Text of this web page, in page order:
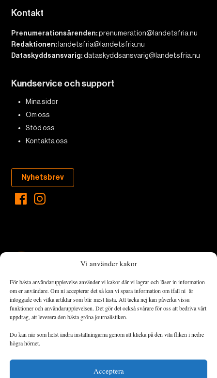
Vi använder kakor
För bästa användarupplevelse använder vi kakor där vi lagrar och läser in information
om er användare. Om ni accepterar det så kan vi spara information om ifall ni är
inloggade och vilka artiklar som blir mest lästa. Att tacka nej kan påverka vissa
funktioner och användarupplevelsen. Det gör det också svårare för oss att bedriva vårt
uppdrag, att leverera den bästa gröna journalistiken.
Du kan när som helst ändra inställningarna genom att klicka på den vita fliken i nedre
högra hörnet.
Acceptera
Kontakt
Prenumerationsärenden:prenumeration@landetsfria.nu
Redaktionen: landetsfria@landetsfria.nu
Dataskyddsansvarig:dataskyddsansvarig@landetsfria.nu
Kundservice och support
Mina sidor
Om oss
Stöd oss
Kontakta oss
Nyhetsbrev
Landets Fria Tidning är en nyhetstidning med bred bevakning av
det viktigaste som händer lokalt och globalt och med fokus på
omställningsrörelsen. En omställning till ett hållbart samhälle går
både via starka och lika rättigheter för alla människor, minskade
ekonomiska och sociala klyftor, samt utrymme för allt levande att
utvecklas och frodas.